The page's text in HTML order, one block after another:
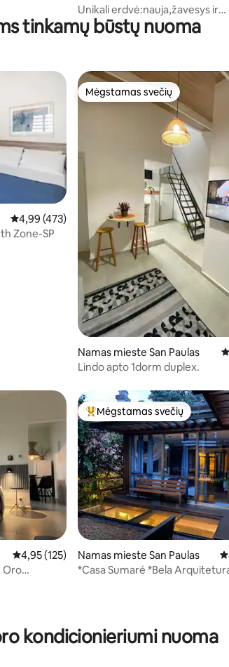
solação
Unikali erdvė:nauja,žavesys ir
technologijos/Vista Linda
tinkamų būstų nuoma
Vidutinis įvertinimas: 4,99 iš 5, atsiliepimų: 473
4,99 (473)
Zone-SP
Mėgstamas svečių
Mėgstamas svečių
Namas mieste San Paulas
Lindo apto 1dorm duplex.
Vidutinis įvertinimas: 4,95 iš 5, atsiliepimų: 125
4,95 (125)
Oro
Svečių mėgstamiausias
Mėgstamas svečių
Namas mieste San Paulas
*Casa Sumaré *Bela
kondicionieriumi nuoma